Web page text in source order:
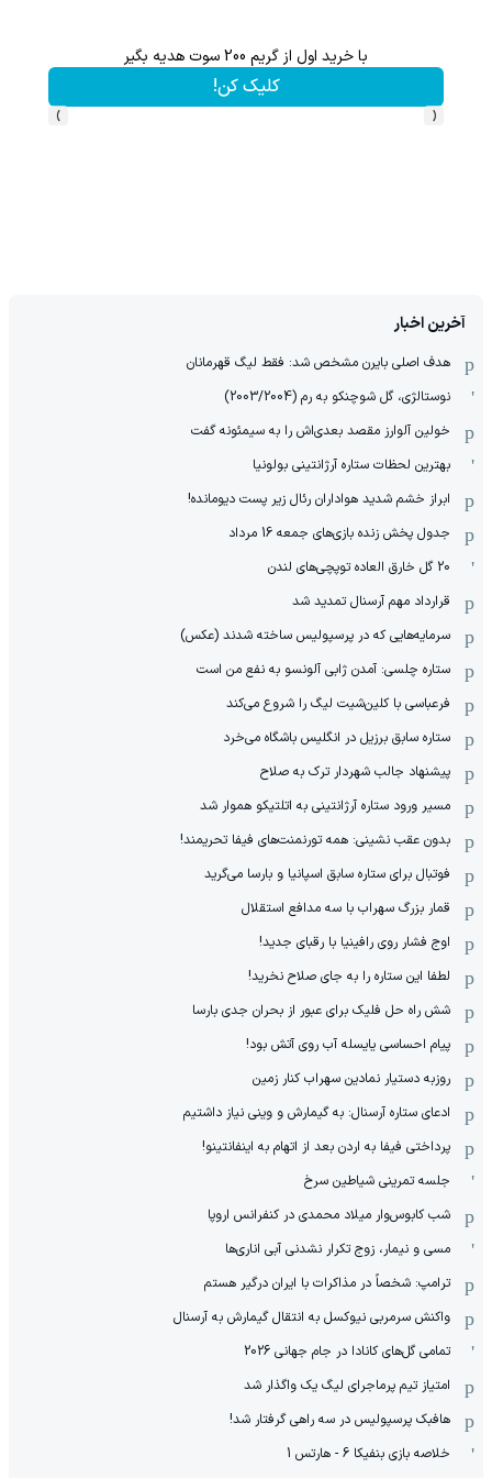
با خرید اول از گریم 200 سوت هدیه بگیر
کلیک کن!
‹
›
آخرین اخبار
هدف اصلی بایرن مشخص شد: فقط لیگ قهرمانان
نوستالژی، گل شوچنکو به رم (2003/2004)
خولین آلوارز مقصد بعدی‌اش را به سیمئونه گفت
بهترین لحظات ستاره آرژانتینی بولونیا
ابراز خشم شدید هواداران رئال زیر پست دیومانده!
جدول پخش زنده بازی‌های جمعه 16 مرداد
20 گل خارق العاده توپچی‌های لندن
قرارداد مهم آرسنال تمدید شد
سرمایه‌هایی که در پرسپولیس ساخته شدند (عکس)
ستاره چلسی: آمدن ژابی آلونسو به نفع من است
فرعباسی با کلین‌شیت لیگ را شروع می‌کند
ستاره سابق برزیل در انگلیس باشگاه می‌خرد
پیشنهاد جالب شهردار ترک به صلاح
مسیر ورود ستاره آرژانتینی به اتلتیکو هموار شد
بدون عقب نشینی: همه تورنمنت‌های فیفا تحریمند!
فوتبال برای ستاره سابق اسپانیا و بارسا می‌گرید
قمار بزرگ سهراب با سه مدافع استقلال
اوج فشار روی رافینیا با رقبای جدید!
لطفا این ستاره را به جای صلاح نخرید!
شش راه حل فلیک برای عبور از بحران جدی بارسا
پیام احساسی یایسله آب روی آتش بود!
روزبه دستیار نمادین سهراب کنار زمین
ادعای ستاره آرسنال: به گیمارش و وینی نیاز داشتیم
پرداختی فیفا به اردن بعد از اتهام به اینفانتینو!
جلسه تمرینی شیاطین سرخ
شب کابوس‌وار میلاد محمدی در کنفرانس اروپا
مسی و نیمار، زوج تکرار نشدنی آبی اناری‌ها
ترامپ: شخصاً در مذاکرات با ایران درگیر هستم
واکنش سرمربی نیوکسل به انتقال گیمارش به آرسنال
تمامی گل‌های کانادا در جام جهانی 2026
امتیاز تیم پرماجرای لیگ یک واگذار شد
هافبک پرسپولیس در سه راهی گرفتار شد!
خلاصه بازی بنفیکا 6 - هارتس 1